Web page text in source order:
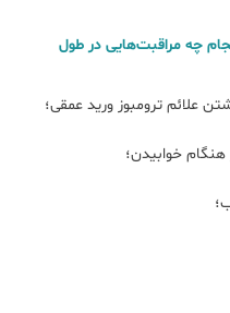
چه مراقبت‌هایی در طول
علائم ترومبوز ورید عمقی؛
هنگام خوابیدن؛